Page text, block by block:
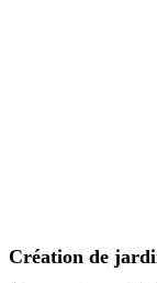
Création de